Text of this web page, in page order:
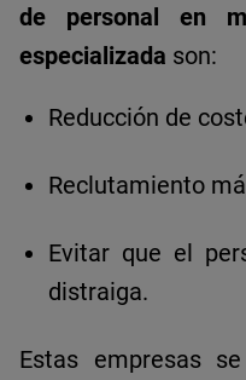
de personal en
especializada son:
Reducción de
Reclutamiento
Evitar que el
distraiga.
Estas empresas